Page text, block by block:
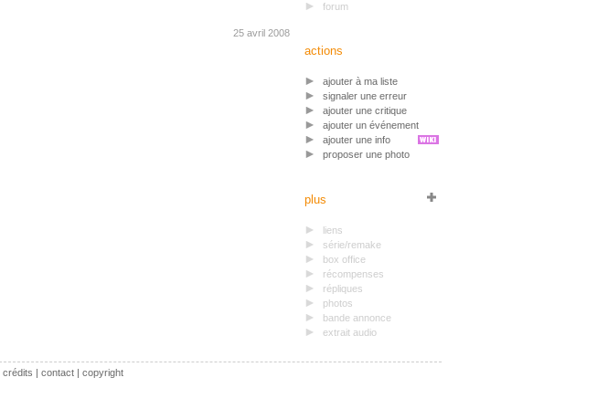
25 avril 2008
forum
actions
ajouter à ma liste
signaler une erreur
ajouter une critique
ajouter un événement
ajouter une info
proposer une photo
plus
liens
série/remake
box office
récompenses
répliques
photos
bande annonce
extrait audio
crédits | contact| copyright